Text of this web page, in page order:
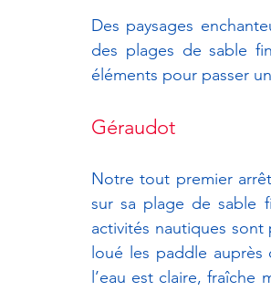
Des paysages
des plages de sable
éléments pour passer
Géraudot
Notre tout premier
sur sa plage de sable
activités nautiques
loué les paddle auprès
l’eau est claire,